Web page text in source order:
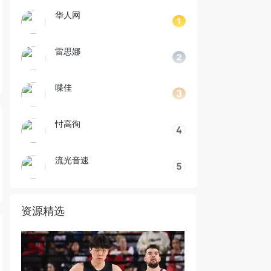
华人网
雷思娜
喋佳
忖高徇
流光音速
资源精选